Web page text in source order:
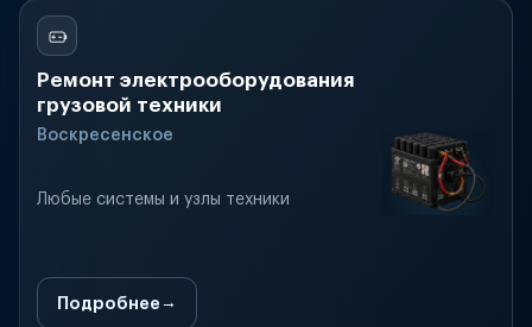
Ремонт электрооборудования
грузовой техники
Воскресенское
Любые системы и узлы техники
Подробнее